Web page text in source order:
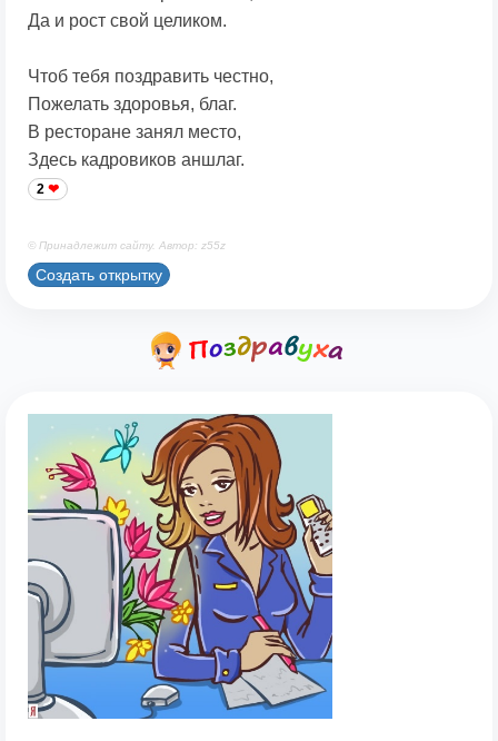
Да и рост свой целиком.
Чтоб тебя поздравить честно,
Пожелать здоровья, благ.
В ресторане занял место,
Здесь кадровиков аншлаг.
2
© Принадлежит сайту. Автор: z55z
Создать открытку